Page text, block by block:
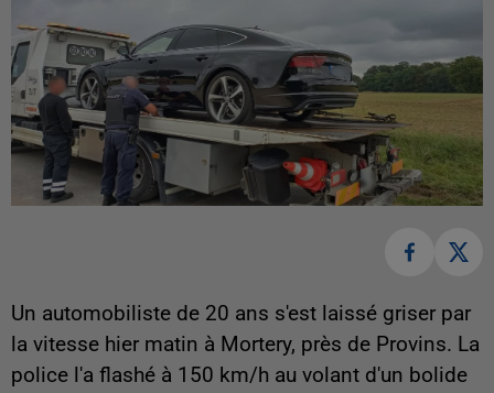
Un automobiliste de 20 ans s'est laissé griser par
la vitesse hier matin à Mortery, près de Provins. La
police l'a flashé à 150 km/h au volant d'un bolide